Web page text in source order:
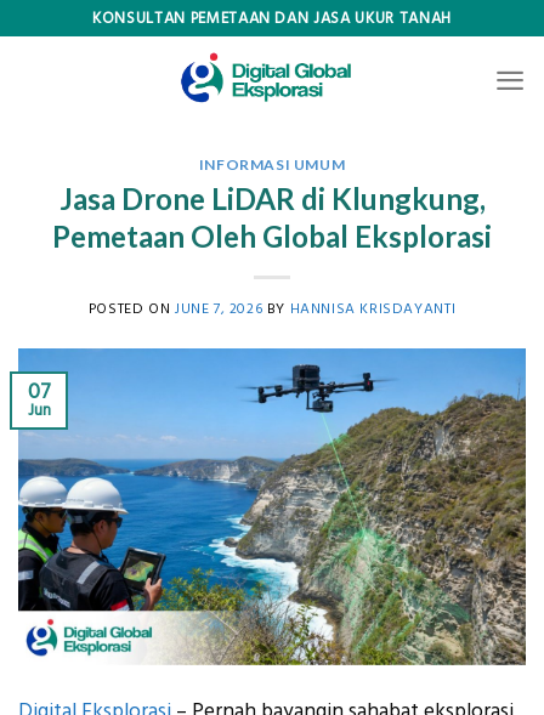
KONSULTAN PEMETAAN DAN JASA UKUR TANAH
INFORMASI UMUM
Jasa Drone LiDAR di Klungkung,
Pemetaan Oleh Global Eksplorasi
POSTED ON JUNE 7, 2026 BY HANNISA KRISDAYANTI
07
Jun